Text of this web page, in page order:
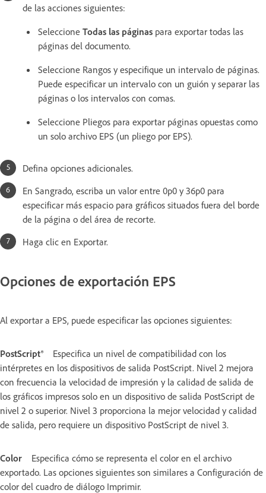
de las acciones siguientes:
Seleccione Todas las páginas para exportar todas las
páginas del documento.
Seleccione Rangos y especifique un intervalo de páginas.
Puede especificar un intervalo con un guión y separar las
páginas o los intervalos con comas.
Seleccione Pliegos para exportar páginas opuestas como
un solo archivo EPS (un pliego por EPS).
Defina opciones adicionales.
En Sangrado, escriba un valor entre 0p0 y 36p0 para
especificar más espacio para gráficos situados fuera del borde
de la página o del área de recorte.
Haga clic en Exportar.
Opciones de exportación EPS
Al exportar a EPS, puede especificar las opciones siguientes:
PostScript®
Especifica un nivel de compatibilidad con los
intérpretes en los dispositivos de salida PostScript. Nivel 2 mejora
con frecuencia la velocidad de impresión y la calidad de salida de
los gráficos impresos solo en un dispositivo de salida PostScript de
nivel 2 o superior. Nivel 3 proporciona la mejor velocidad y calidad
de salida, pero requiere un dispositivo PostScript de nivel 3.
Color
Especifica cómo se representa el color en el archivo
exportado. Las opciones siguientes son similares a Configuración de
color del cuadro de diálogo Imprimir.